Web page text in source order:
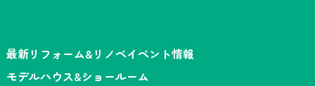
最新リフォーム&リノベイベント情報
モデルハウス&ショールーム